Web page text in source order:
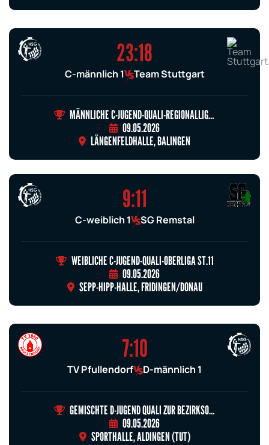
23:18
C-männlich 1 Team Stuttgart
MÄNNLICHE C-JUGEND-QUALI-REGIONALLIGA ST.7
09.05.2026
LÄNGENFELDHALLE, BALINGEN
9:11
C-weiblich 1 SG Remstal
WEIBLICHE C-JUGEND-QUALI-OBERLIGA ST.11
09.05.2026
SEPP-HIPP-HALLE, FRIDINGEN/DONAU
7:10
TV Pfullendorf D-männlich 1
GEMISCHTE D-JUGEND QUALI ZUR BEZIRKSOBERLIGA GRUPPE 4
09.05.2026
SPORTHALLE, ALDINGEN (TUT)